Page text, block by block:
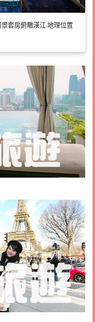
套房俯瞰漢江.地理位置